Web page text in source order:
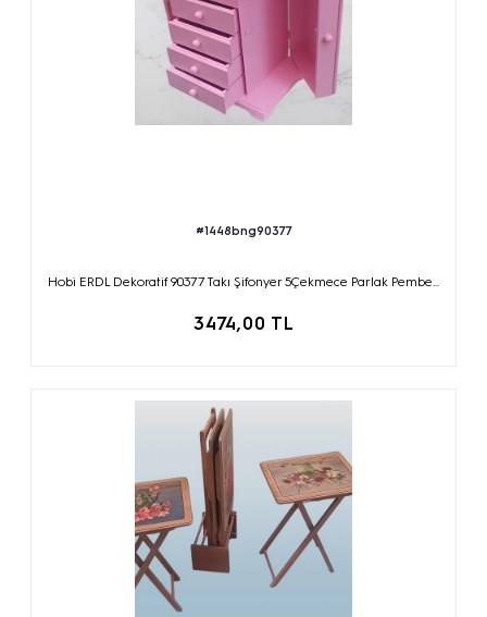
#1448bng90377
Hobi ERDL Dekoratif 90377 Takı Şifonyer 5Çekmece Parlak Pembe...
3474,00 TL